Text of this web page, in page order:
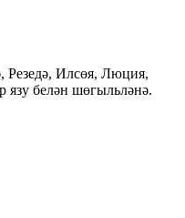
Резедә, Илсөя, Люция,
язу белән шөгыльләнә.